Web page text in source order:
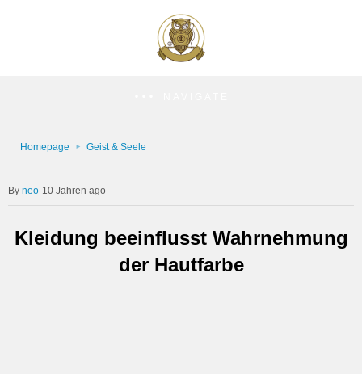
Homepage Geist & Seele
neo 10 Jahren ago
Kleidung beeinflusst Wahrnehmung
der Hautfarbe